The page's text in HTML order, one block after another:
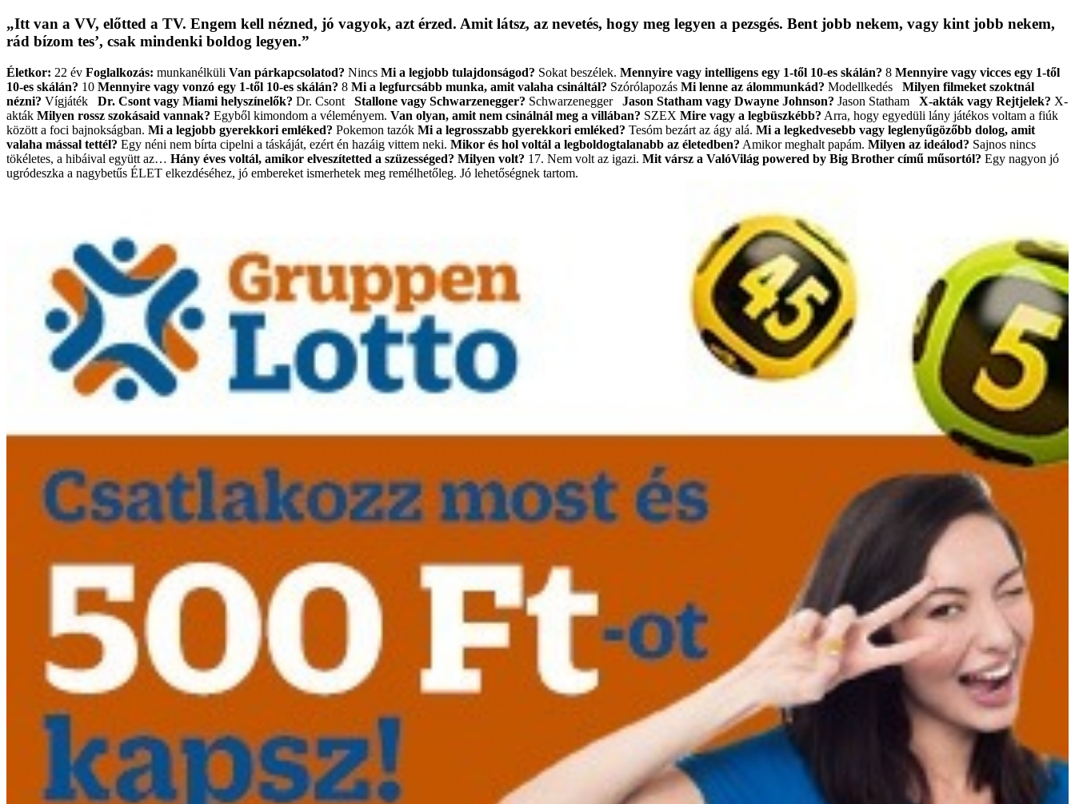
„Itt van a VV, előtted a TV. Engem kell nézned, jó vagyok, azt érzed. Amit látsz, az nevetés, hogy meg legyen a pezsgés. Bent jobb nekem, vagy kint jobb nekem,
rád bízom tes’, csak mindenki boldog legyen.”
Életkor: 22 év Foglalkozás: munkanélküli Van párkapcsolatod? Nincs Mi a legjobb tulajdonságod? Sokat beszélek. Mennyire vagy intelligens egy 1-től 10-es skálán? 8 Mennyire vagy vicces egy 1-től
10-es skálán? 10 Mennyire vagy vonzó egy 1-től 10-es skálán? 8 Mi a legfurcsább munka, amit valaha csináltál? Szórólapozás Mi lenne az álommunkád? Modellkedés Milyen filmeket szoktnál
nézni? Vígjáték Dr. Csont vagy Miami helyszínelők? Dr. Csont Stallone vagy Schwarzenegger? Schwarzenegger Jason Statham vagy Dwayne Johnson? Jason Statham X-akták vagy Rejtjelek? X-
akták Milyen rossz szokásaid vannak? Egyből kimondom a véleményem. Van olyan, amit nem csinálnál meg a villában? SZEX Mire vagy a legbüszkébb? Arra, hogy egyedüli lány játékos voltam a fiúk
között a foci bajnokságban. Mi a legjobb gyerekkori emléked? Pokemon tazók Mi a legrosszabb gyerekkori emléked? Tesóm bezárt az ágy alá. Mi a legkedvesebb vagy leglenyűgözőbb dolog, amit
valaha mással tettél? Egy néni nem bírta cipelni a táskáját, ezért én hazáig vittem neki. Mikor és hol voltál a legboldogtalanabb az életedben? Amikor meghalt papám. Milyen az ideálod? Sajnos nincs
tökéletes, a hibáival együtt az… Hány éves voltál, amikor elveszítetted a szüzességed? Milyen volt? 17. Nem volt az igazi. Mit vársz a ValóVilág powered by Big Brother című műsortól? Egy nagyon jó
ugródeszka a nagybetűs ÉLET elkezdéséhez, jó embereket ismerhetek meg remélhetőleg. Jó lehetőségnek tartom.